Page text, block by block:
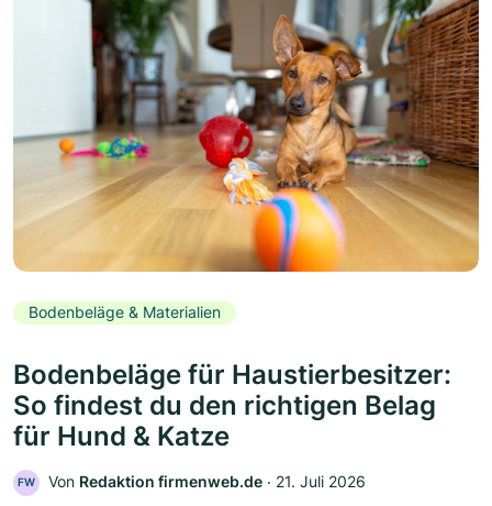
Bodenbeläge & Materialien
Bodenbeläge für Haustierbesitzer:
So findest du den richtigen Belag
für Hund & Katze
FW Von Redaktion firmenweb.de ‧ 21. Juli 2026